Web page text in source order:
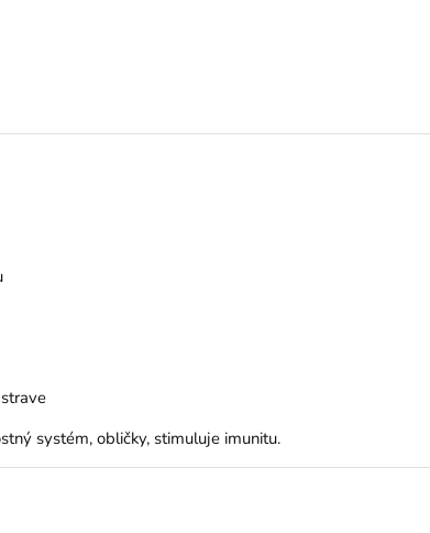
systém, obličky, stimuluje imunitu.